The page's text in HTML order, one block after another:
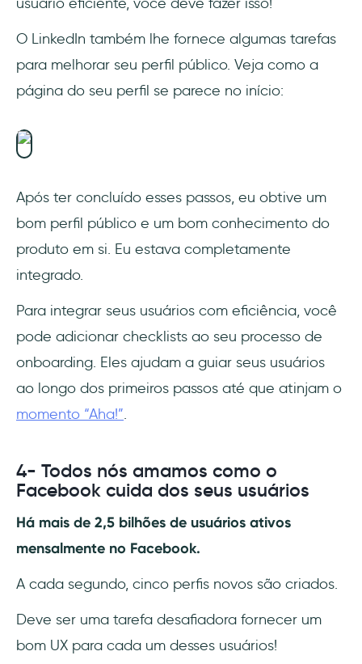
O LinkedIn também lhe fornece algumas tarefas
para melhorar seu perfil público. Veja como a
página do seu perfil se parece no início:
Após ter concluído esses passos, eu obtive um
bom perfil público e um bom conhecimento do
produto em si. Eu estava completamente
integrado.
Para integrar seus usuários com eficiência, você
pode adicionar checklists ao seu processo de
onboarding. Eles ajudam a guiar seus usuários
ao longo dos primeiros passos até que atinjam o
momento “Aha!”.
4- Todos nós amamos como o
Facebook cuida dos seus usuários
Há mais de 2,5 bilhões de usuários ativos
mensalmente no Facebook.
A cada segundo, cinco perfis novos são criados.
Deve ser uma tarefa desafiadora fornecer um
bom UX para cada um desses usuários!